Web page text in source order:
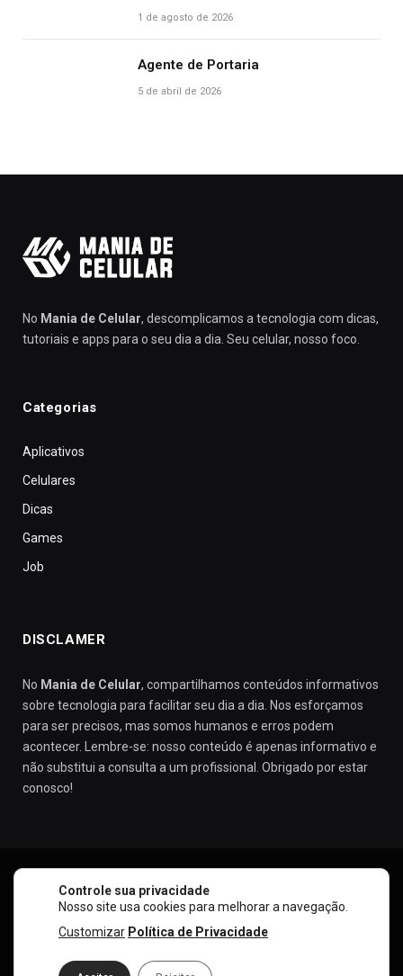
1 de agosto de 2026
Agente de Portaria
5 de abril de 2026
No Mania de Celular, descomplicamos a tecnologia com dicas,
tutoriais e apps para o seu dia a dia. Seu celular, nosso foco.
Categorias
Aplicativos
Celulares
Dicas
Games
Job
DISCLAMER
No Mania de Celular, compartilhamos conteúdos informativos
sobre tecnologia para facilitar seu dia a dia. Nos esforçamos
para ser precisos, mas somos humanos e erros podem
acontecer. Lembre-se: nosso conteúdo é apenas informativo e
não substitui a consulta a um profissional. Obrigado por estar
conosco!
SOBRE NÓS CONTATO POLÍTICA DE PRIVACIDADE
POLÍTICA DE COOKIES TERMOS DE USO
© 2026 Mania de Celular. Todos os direitos reservados.
Controle sua privacidade
Nosso site usa cookies para melhorar a navegação.
Customizar Política de Privacidade